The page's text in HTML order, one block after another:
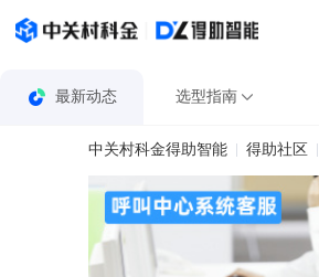
最新动态 选型指南
中关村科金得助智能 得助社区